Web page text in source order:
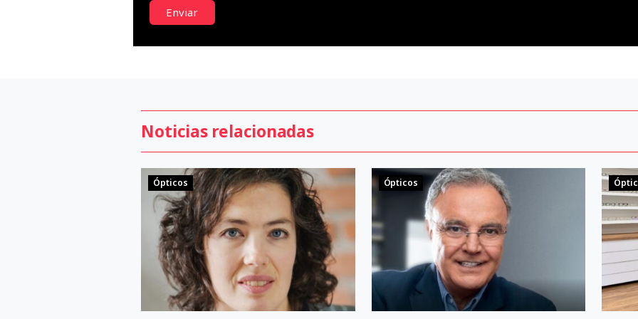
Enviar
Noticias relacionadas
Ópticos Ópticos